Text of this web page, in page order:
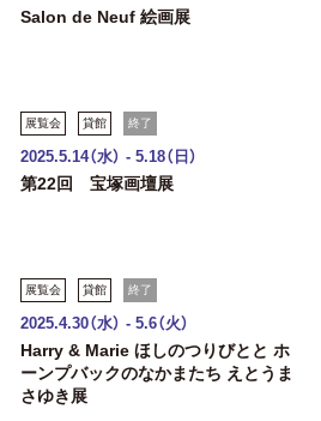
Salon de Neuf 絵画展
展覧会 貸館 終了
2025.5.14（水） - 5.18（日）
第22回 宝塚画壇展
展覧会 貸館 終了
2025.4.30（水） - 5.6（火）
Harry & Marie ほしのつりびとと ホ
ーンプバックのなかまたち えとうま
さゆき展